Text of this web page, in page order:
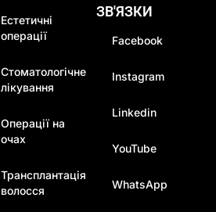
Естетичні
операції
Стоматологічне
лікування
Операції на
очах
Трансплантація
волосся
ЗВ'ЯЗКИ
Facebook
Instagram
Linkedin
YouTube
WhatsApp